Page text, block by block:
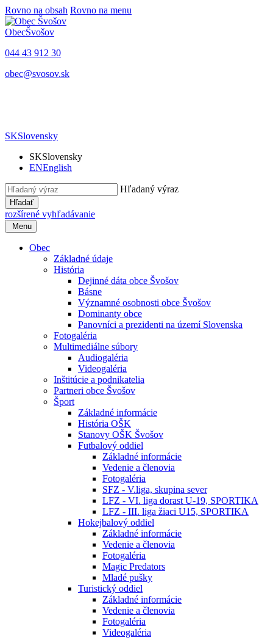
Rovno na obsah Rovno na menu
ObecŠvošov
044 43 912 30
obec@svosov.sk
SKSlovensky
SKSlovensky
ENEnglish
Hľadaný výraz
Hľadať
rozšírené vyhľadávanie
Menu
Obec
Základné údaje
História
Dejinné dáta obce Švošov
Básne
Významné osobnosti obce Švošov
Dominanty obce
Panovníci a prezidenti na území Slovenska
Fotogaléria
Multimediálne súbory
Audiogaléria
Videogaléria
Inštitúcie a podnikatelia
Partneri obce Švošov
Šport
Základné informácie
História OŠK
Stanovy OŠK Švošov
Futbalový oddiel
Základné informácie
Vedenie a členovia
Fotogaléria
SFZ - V.liga, skupina sever
LFZ - VI. liga dorast U-19, SPORTIKA
LFZ - III. liga žiaci U15, SPORTIKA
Hokejbalový oddiel
Základné informácie
Vedenie a členovia
Fotogaléria
Magic Predators
Mladé pušky
Turistický oddiel
Základné informácie
Vedenie a členovia
Fotogaléria
Videogaléria